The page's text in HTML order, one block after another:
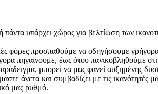
πάντα υπάρχει χώρος για βελτίωση των
φόρες προσπαθούμε να οδηγήσουμε
πηγαίνουμε, έως ότου πανικοβληθούμε
μπορεί να μας φανεί αυξημένης
άνετα και συμβαδίζει με τις
μας ρυθμό.